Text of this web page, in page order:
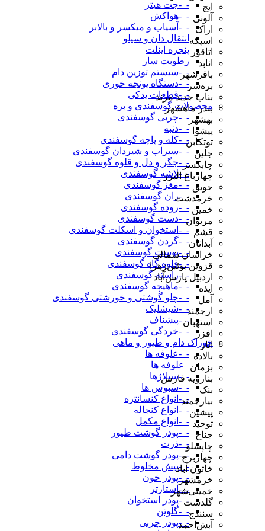
-_-جت هیتر
-_-هواکش
-_-آسیاب و میکسر و بالابر
انتقال دان و سیلو
پنجره اینلت
رطوبت ساز
-_-سیستم توزین دام
-_-دستگاه یونجه خوری
-_-قطعات یدکی
محصولات گوسفندی و بره
-_-چربی گوسفندی
-_-دنبه
-_-کله و پاچه گوسفندی
-_-سیراب و شیردان گوسفندی
-_-جگر و دل و قلوه گوسفندی
-_-لاشه گوسفندی
-_-مغز گوسفندی
-_-ران گوسفندی
-_-روده گوسفندی
-_-دست گوسفندی
-_-استخوان و اسکلت گوسفندی
-_-گردن گوسفندی
-_-پوست گوسفندی
-_-قلوه گاه گوسفندی
-_-راسته گوسفندی
-_-ماهیچه گوسفندی
-_-چلو گوشتی و خورشتی گوسفندی
-_-شیشلیک
-_-پیشناف
-_-خردگی گوسفندی
خوراک دام و طیور و ماهی
-_-علوفه ها
_علوفه ها
-_-سیلاژها
-_-سبوس ها
-_-انواع کنسانتره
-_-انواع کنجاله
-_-انواع مکمل
-_-پودر گوشت طیور
-_-ذرت
-_-پودر گوشت دامی
-_-پیش مخلوط
-_-پودر خون
-_-استارتر
-_-پودر استخوان
-_-گلوتن
-_-پودر چربی
ایج
آلونی
اراک
اسپکه
اتاقور
انابد
باقرشهر
بره‌سر
بناب جدید مرند
بندر ماهشهر
بهشهر
پیشوا
توتکابن
جلین
چابکسر
چهارباغ البرز
حویق
خرمدشت
خمین
مریوان
قشم
آبدانان
خراسان شمالی
قزوین بوئین‌زهرا
اردبیل پارس‌آباد
ایذه
آمل
ارجمند
استهبان
افزر
انار
بالاده
بزمان
بنارویه فارس
بنک
بیارجمند
پیشین
توحید
جناح
چاپشلو
چهاربرج
خاتون آباد
خرمشهر
خمینی‌شهر
گلدشت
سنندج
آبش‌احمد